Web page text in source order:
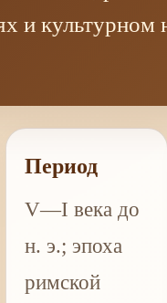
и культурном
Период
V—I века до
н. э.; эпоха
римской